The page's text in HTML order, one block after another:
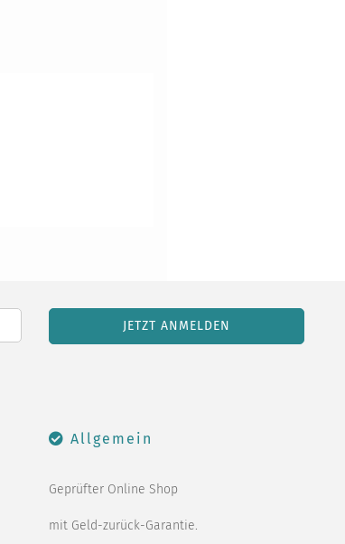
Allgemein
Geprüfter Online Shop
mit Geld-zurück-Garantie.